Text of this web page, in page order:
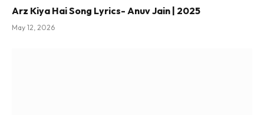
Arz Kiya Hai Song Lyrics- Anuv Jain | 2025
May 12, 2026